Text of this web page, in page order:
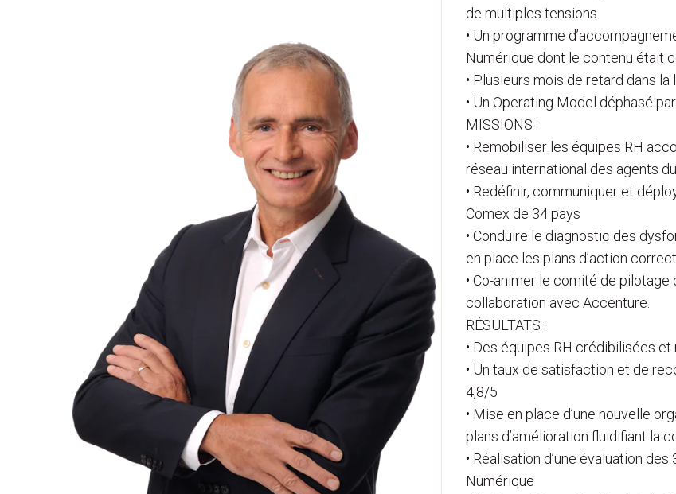
de multiples tensions
• Un programme
Numérique dont le contenu était
• Plusieurs mois de retard dans
• Un Operating Model déphasé
MISSIONS :
• Remobiliser les équipes RH
réseau international des agents
• Redéfinir, communiquer et
Comex de 34 pays
• Conduire le diagnostic des
en place les plans d’action
• Co-animer le comité de
collaboration avec Accenture.
RÉSULTATS :
• Des équipes RH crédibilisées
• Un taux de satisfaction et de
4,8/5
• Mise en place d’une nouvelle
plans d’amélioration fluidifiant la
• Réalisation d’une évaluation
Numérique